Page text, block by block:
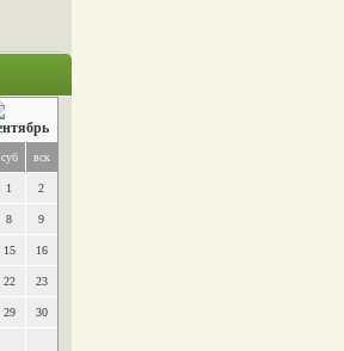
суб вск
1 2
8 9
15 16
22 23
29 30